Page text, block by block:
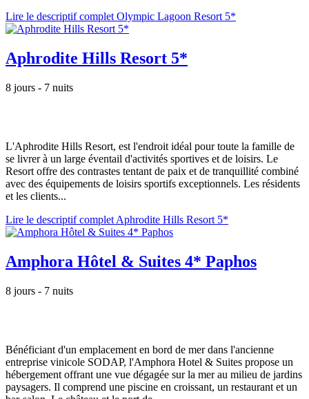
Lire le descriptif complet Olympic Lagoon Resort 5*
Aphrodite Hills Resort 5*
8 jours - 7 nuits
L'Aphrodite Hills Resort, est l'endroit idéal pour toute la famille de
se livrer à un large éventail d'activités sportives et de loisirs. Le
Resort offre des contrastes tentant de paix et de tranquillité combiné
avec des équipements de loisirs sportifs exceptionnels. Les résidents
et les clients...
Lire le descriptif complet Aphrodite Hills Resort 5*
Amphora Hôtel & Suites 4* Paphos
8 jours - 7 nuits
Bénéficiant d'un emplacement en bord de mer dans l'ancienne
entreprise vinicole SODAP, l'Amphora Hotel & Suites propose un
hébergement offrant une vue dégagée sur la mer au milieu de jardins
paysagers. Il comprend une piscine en croissant, un restaurant et un